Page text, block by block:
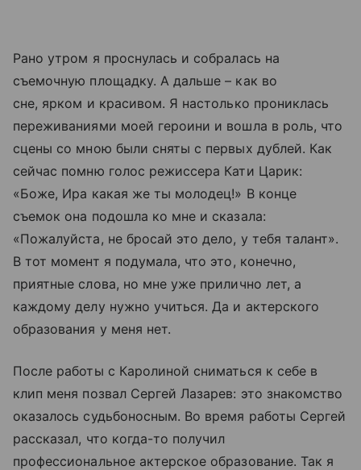
Рано утром я проснулась и собралась на
съемочную площадку. А дальше – как во
сне, ярком и красивом. Я настолько прониклась
переживаниями моей героини и вошла в роль, что
сцены со мною были сняты с первых дублей. Как
сейчас помню голос режиссера Кати Царик:
«Боже, Ира какая же ты молодец!» В конце
съемок она подошла ко мне и сказала:
«Пожалуйста, не бросай это дело, у тебя талант».
В тот момент я подумала, что это, конечно,
приятные слова, но мне уже прилично лет, а
каждому делу нужно учиться. Да и актерского
образования у меня нет.
После работы с Каролиной сниматься к себе в
клип меня позвал Сергей Лазарев: это знакомство
оказалось судьбоносным. Во время работы Сергей
рассказал, что когда-то получил
профессиональное актерское образование. Так я